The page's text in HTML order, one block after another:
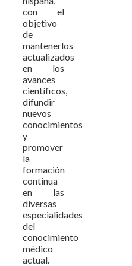
con el
objetivo
de
mantenerlos
actualizados
en los
avances
científicos,
difundir
nuevos
conocimientos
y
promover
la
formación
continua
en las
diversas
especialidades
del
conocimiento
médico
actual.